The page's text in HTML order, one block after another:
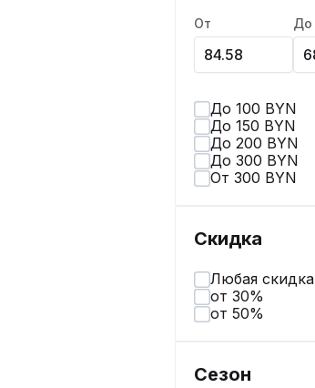
От До
До 100 BYN
До 150 BYN
До 200 BYN
До 300 BYN
От 300 BYN
Скидка
Любая скидка
от 30%
от 50%
Сезон